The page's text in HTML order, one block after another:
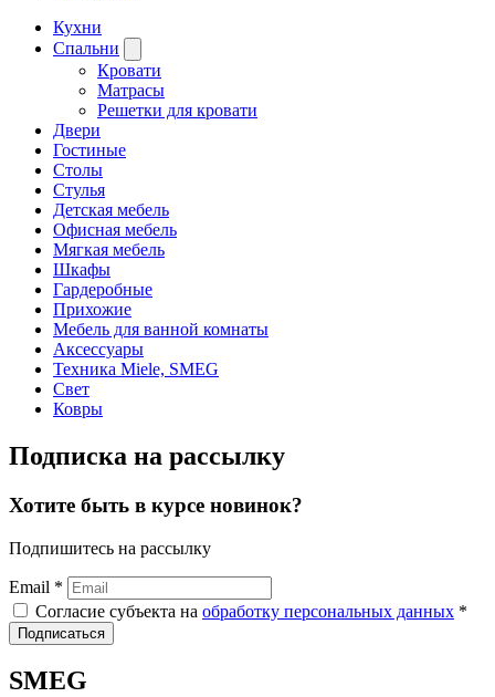
Кухни
Спальни
Кровати
Матрасы
Решетки для кровати
Двери
Гостиные
Столы
Стулья
Детская мебель
Офисная мебель
Мягкая мебель
Шкафы
Гардеробные
Прихожие
Мебель для ванной комнаты
Аксессуары
Техника Miele, SMEG
Свет
Ковры
Подписка на рассылку
Хотите быть в курсе новинок?
Подпишитесь на рассылку
Email *
Согласие субъекта на обработку персональных данных *
Подписаться
SMEG